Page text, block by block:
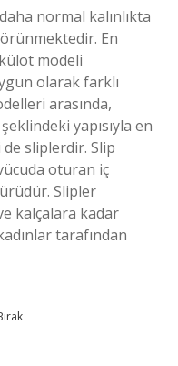
normal kalınlıkta
En
modeli
olarak farklı
arasında,
yapısıyla en
sliplerdir. Slip
oturan iç
Slipler
kalçalara kadar
tarafından